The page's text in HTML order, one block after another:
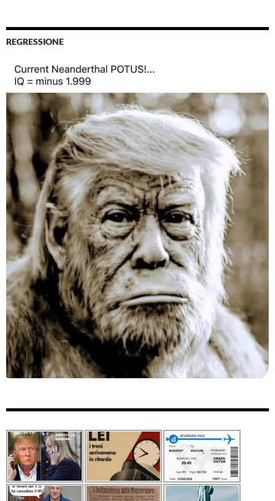
REGRESSIONE